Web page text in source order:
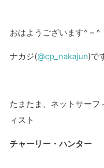
おはようございます^ – ^
ナカジ(@cp_nakajun)で
たまたま、ネットサーフ
ィスト
チャーリー・ハンター